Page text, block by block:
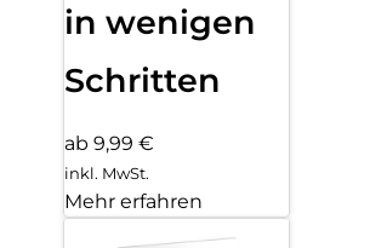
in wenigen
Schritten
ab 9,99 €
inkl. MwSt.
Mehr erfahren